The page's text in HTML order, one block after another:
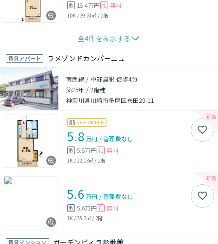
敷 18.4万円 礼 無料
1DK /39.24㎡ /2階
全4件を表示する
賃貸アパート ラメゾンドカンパーニュ
南武線 / 中野島駅 徒歩4分
築25年 /2階建
神奈川県川崎市多摩区布田20-11
5.8万円 /管理費なし
敷 5.8万円 礼 無料
1K /22.03㎡ / 2階
5.6 万円 /管理費なし
敷 5.6万円 礼 無料
1K / 25.2㎡ / 2階
賃貸マンション ガーデンビィラ参番館